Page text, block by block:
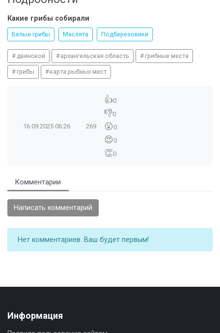
Какие грибы собирали
Белые грибы Маслята Подберезовики
двинской архангельская область грибные места
грибы карта рыбных мест
16.09.2025 06:26 269
👍0
👎0
😮0
😍0
👏0
Комментарии
Написать комментарий
Нет комментариев. Ваш будет первым!
Информация